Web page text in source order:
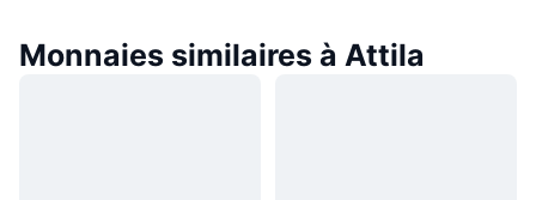
Monnaies similaires à Attila